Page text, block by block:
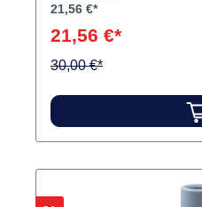
21,56 €*
21,56 €*
30,00 €*